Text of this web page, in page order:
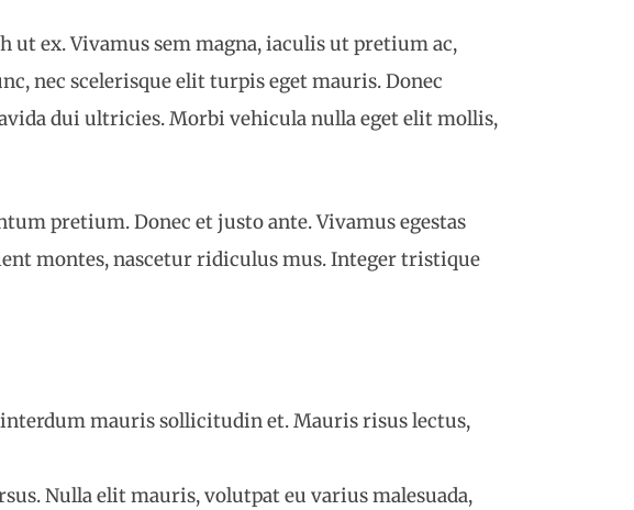
ex. Vivamus sem magna, iaculis ut pretium ac,
nec scelerisque elit turpis eget mauris. Donec
dui ultricies. Morbi vehicula nulla eget elit mollis,
pretium. Donec et justo ante. Vivamus egestas
montes, nascetur ridiculus mus. Integer tristique
mauris sollicitudin et. Mauris risus lectus,
Nulla elit mauris, volutpat eu varius malesuada,